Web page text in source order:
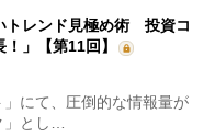
トレンド見極め術 投資コ
」【第11回】
にて、圧倒的な情報量が
」とし…